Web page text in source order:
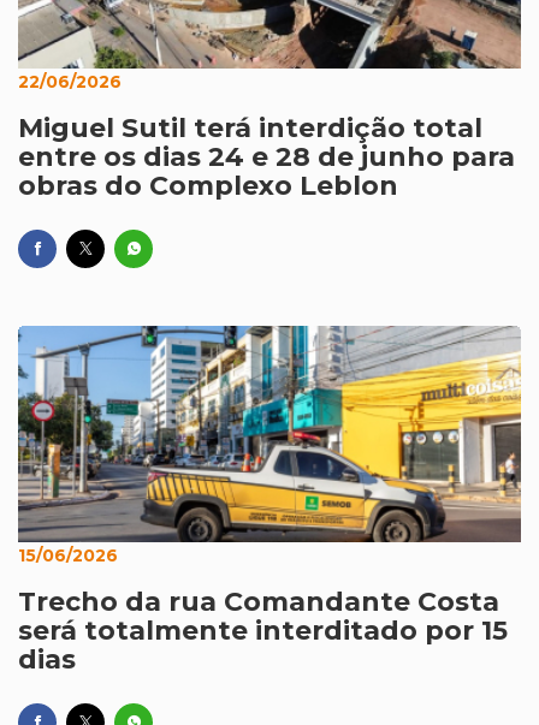
22/06/2026
Miguel Sutil terá interdição total
entre os dias 24 e 28 de junho para
obras do Complexo Leblon
15/06/2026
Trecho da rua Comandante Costa
será totalmente interditado por 15
dias